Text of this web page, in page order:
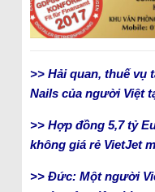
>> Hải quan, thuế vụ
Nails của người Việt
>> Hợp đồng 5,7 tỷ
không giá rẻ VietJet
>> Đức: Một người